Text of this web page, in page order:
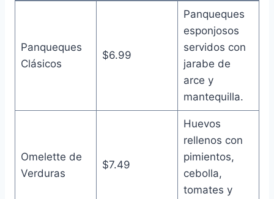
Panqueques
Clásicos
$6.99
Panqueques
esponjosos
servidos con
jarabe de
arce y
mantequilla.
Omelette de
Verduras
$7.49
Huevos
rellenos con
pimientos,
cebolla,
tomates y